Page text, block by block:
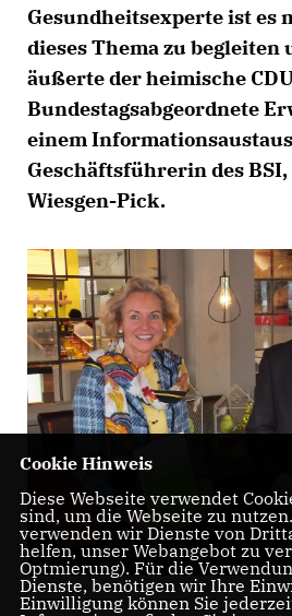
Gesundheitsexperte ist es
dieses Thema zu begleiten
äußerte der heimische
Bundestagsabgeordnete
einem
Geschäftsführerin des
Wiesgen-Pick.
Cookie Hinweis
Diese Webseite verwendet
sind, um die Webseite zu
verwenden wir Dienste von
helfen, unser Webangebot zu
Optmierung). Für die
Dienste, benötigen wir Ihre
Einwilligung können Sie